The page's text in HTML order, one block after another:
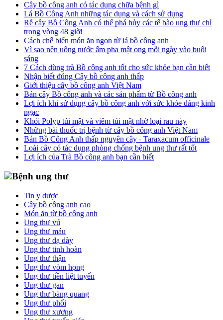
Cây bồ công anh có tác dụng chữa bệnh gì
Lá Bồ Công Anh những tác dụng và cách sử dụng
Rễ cây Bồ Công Anh có thể phá hủy các tế bào ung thư chỉ
trong vòng 48 giờ!
Cách chế biến món ăn ngon từ lá bồ công anh
Vì sao nên uống nước ấm pha mật ong mỗi ngày vào buổi
sáng
7 Cách dùng trà Bồ công anh tốt cho sức khỏe bạn cần biết
Nhận biết đúng Cây bồ công anh thấp
Giới thiệu cây bồ công anh Việt Nam
Bán cây Bồ công anh và các sản phẩm từ Bồ công anh
Lợi ích khi sử dụng cây bồ công anh với sức khỏe đáng kinh
ngạc
Khỏi Polyp túi mật và viêm túi mật nhờ loại rau này
Những bài thuốc trị bệnh từ cây bồ công anh Việt Nam
Bán Bồ Công Anh thấp nguyên cây - Taraxacum officinale
Loài cây có tác dụng phòng chống bệnh ung thư rất tốt
Lợi ích của Trà Bồ công anh bạn cần biết
Bệnh ung thư
Tin y dược
Cây bồ công anh cao
Món ăn từ bồ công anh
Ung thư vú
Ung thư máu
Ung thư dạ dày
Ung thư tinh hoàn
Ung thư thận
Ung thư vòm họng
Ung thư tiền liệt tuyến
Ung thư gan
Ung thư bàng quang
Ung thư phổi
Ung thư xương